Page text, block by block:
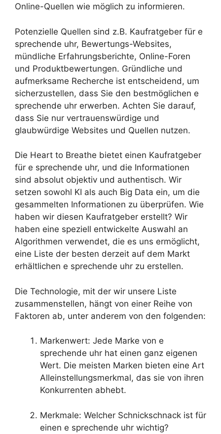
Online-Quellen wie möglich zu informieren.
Potenzielle Quellen sind z.B. Kaufratgeber für e
sprechende uhr, Bewertungs-Websites,
mündliche Erfahrungsberichte, Online-Foren
und Produktbewertungen. Gründliche und
aufmerksame Recherche ist entscheidend, um
sicherzustellen, dass Sie den bestmöglichen e
sprechende uhr erwerben. Achten Sie darauf,
dass Sie nur vertrauenswürdige und
glaubwürdige Websites und Quellen nutzen.
Die Heart to Breathe bietet einen Kaufratgeber
für e sprechende uhr, und die Informationen
sind absolut objektiv und authentisch. Wir
setzen sowohl KI als auch Big Data ein, um die
gesammelten Informationen zu überprüfen. Wie
haben wir diesen Kaufratgeber erstellt? Wir
haben eine speziell entwickelte Auswahl an
Algorithmen verwendet, die es uns ermöglicht,
eine Liste der besten derzeit auf dem Markt
erhältlichen e sprechende uhr zu erstellen.
Die Technologie, mit der wir unsere Liste
zusammenstellen, hängt von einer Reihe von
Faktoren ab, unter anderem von den folgenden:
Markenwert: Jede Marke von e
sprechende uhr hat einen ganz eigenen
Wert. Die meisten Marken bieten eine Art
Alleinstellungsmerkmal, das sie von ihren
Konkurrenten abhebt.
Merkmale: Welcher Schnickschnack ist für
einen e sprechende uhr wichtig?